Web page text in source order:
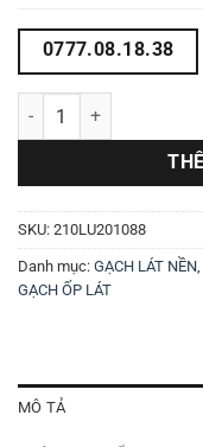
0777.08.18.38
Gạch giả gỗ 20x100
SKU: 210LU201088
Danh mục: GẠCH LÁT NỀN,
GẠCH ỐP LÁT
MÔ TẢ